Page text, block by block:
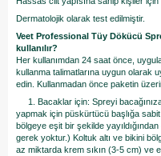
Dermatolojik olarak test edilmiştir.
Veet Professional Tüy Dökücü
kullanılır?
Her kullanımdan 24 saat önce,
kullanma talimatlarına uygun olarak
edin. Kullanmadan önce paketin
1. Bacaklar için: Spreyi
yapmak için püskürtücü başlığa sabit
bölgeye eşit bir şekilde
gerek yoktur.) Koltuk altı ve bikini
az miktarda krem sıkın (3-5 cm) ve